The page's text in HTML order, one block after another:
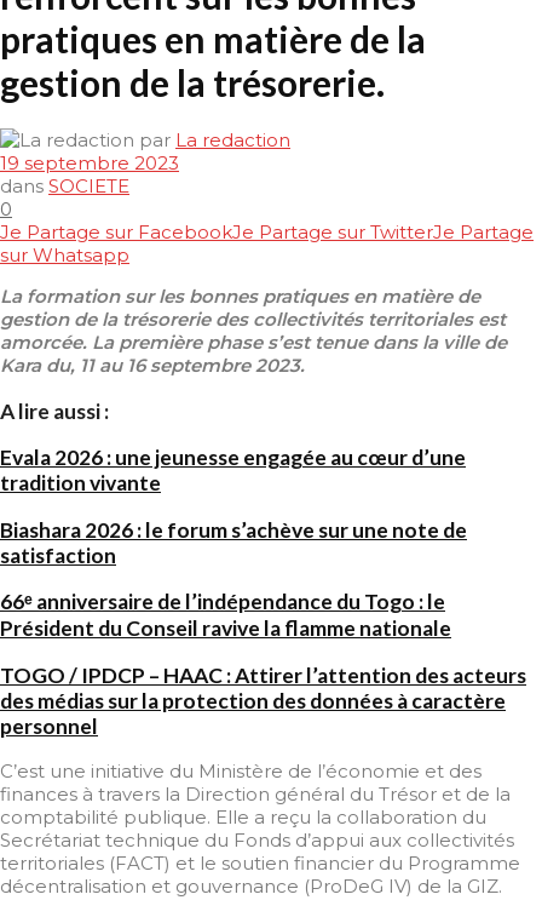
pratiques en matière de la
gestion de la trésorerie.
par La redaction
19 septembre 2023
dans SOCIETE
0
Je Partage sur FacebookJe Partage sur TwitterJe Partage
sur Whatsapp
La formation sur les bonnes pratiques en matière de
gestion de la trésorerie des collectivités territoriales est
amorcée. La première phase s’est tenue dans la ville de
Kara du, 11 au 16 septembre 2023.
A lire aussi :
Evala 2026 : une jeunesse engagée au cœur d’une
tradition vivante
Biashara 2026 : le forum s’achève sur une note de
satisfaction
66ᵉ anniversaire de l’indépendance du Togo : le
Président du Conseil ravive la flamme nationale
TOGO / IPDCP – HAAC : Attirer l’attention des acteurs
des médias sur la protection des données à caractère
personnel
C’est une initiative du Ministère de l’économie et des
finances à travers la Direction général du Trésor et de la
comptabilité publique. Elle a reçu la collaboration du
Secrétariat technique du Fonds d’appui aux collectivités
territoriales (FACT) et le soutien financier du Programme
décentralisation et gouvernance (ProDeG IV) de la GIZ.